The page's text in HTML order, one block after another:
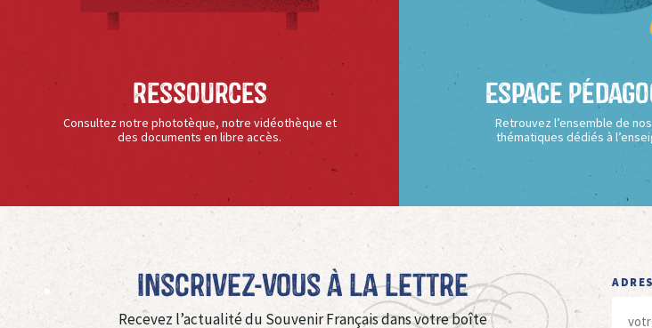
Ressources
Consultez notre phototèque, notre vidéothèque et
des documents en libre accès.
Espace
Retrouvez l’ensemble de
thématiques dédiés à
Inscrivez-vous à La Lettre
Recevez l’actualité du Souvenir Français dans votre boîte